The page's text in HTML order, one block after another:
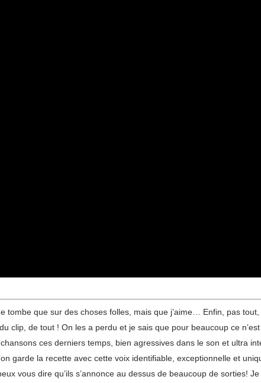
tombe que sur des choses folles, mais que j’aime… Enfin, pas
clip, de tout ! On les a perdu et je sais que pour beaucoup ce
ces derniers temps, bien agressives dans le son et ultra
garde la recette avec cette voix identifiable, exceptionnelle et
vous dire qu’ils s’annonce au dessus de beaucoup de sorties!